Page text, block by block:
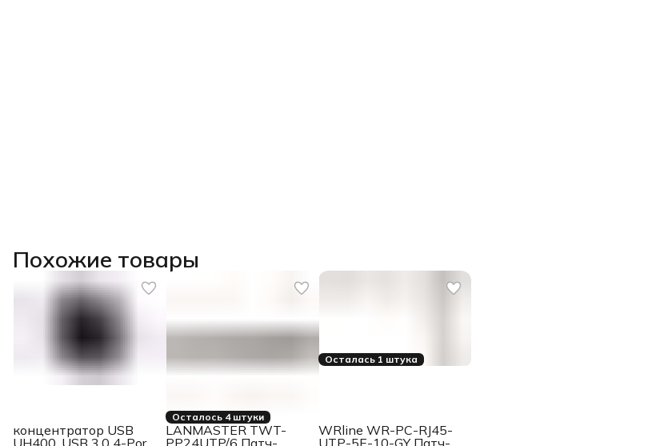
Похожие товары
концентратор USB
UH400, USB 3.0 4-Port
Осталось 4 штуки
LANMASTER TWT-
PP24UTP/6 Патч-
Осталась 1 штука
WRline WR-PC-RJ45-
UTP-5E-10-GY Патч-